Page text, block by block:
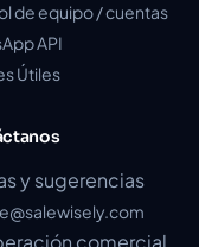
de equipo / cuentas
API
Útiles
y sugerencias
comercial